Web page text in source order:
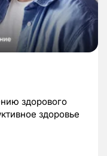
здорового
здоровье